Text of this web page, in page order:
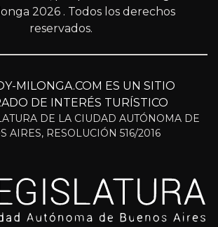
2026 . Todos los derechos
reservados.
MILONGA.COM ES UN SITIO
DE INTERÉS TURÍSTICO
DE LA CIUDAD AUTÓNOMA DE
AIRES, RESOLUCIÓN 516/2016